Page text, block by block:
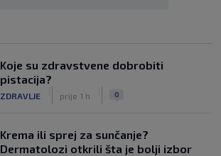
Koje su zdravstvene dobrobiti
pistacija?
ZDRAVLJE prije 1 h 0
Krema ili sprej za sunčanje?
Dermatolozi otkrili šta je bolji izbor